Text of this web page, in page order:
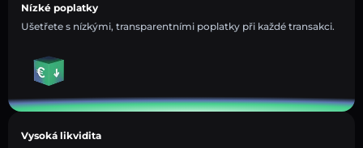
Nízké poplatky
Ušetřete s nízkými, transparentními poplatky při každé transakci.
Vysoká likvidita